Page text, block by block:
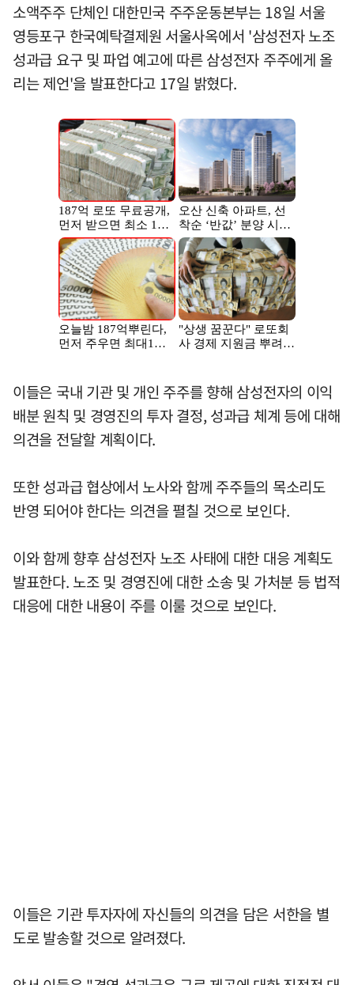
소액주주 단체인 대한민국 주주운동본부는 18일 서울
영등포구 한국예탁결제원 서울사옥에서 '삼성전자 노조
성과급 요구 및 파업 예고에 따른 삼성전자 주주에게 올
리는 제언'을 발표한다고 17일 밝혔다.
이들은 국내 기관 및 개인 주주를 향해 삼성전자의 이익
배분 원칙 및 경영진의 투자 결정, 성과급 체계 등에 대해
의견을 전달할 계획이다.
또한 성과급 협상에서 노사와 함께 주주들의 목소리도
반영 되어야 한다는 의견을 펼칠 것으로 보인다.
이와 함께 향후 삼성전자 노조 사태에 대한 대응 계획도
발표한다. 노조 및 경영진에 대한 소송 및 가처분 등 법적
대응에 대한 내용이 주를 이룰 것으로 보인다.
이들은 기관 투자자에 자신들의 의견을 담은 서한을 별
도로 발송할 것으로 알려졌다.